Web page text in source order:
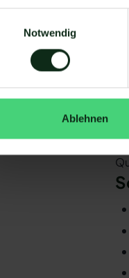
Notwendig
Ablehnen